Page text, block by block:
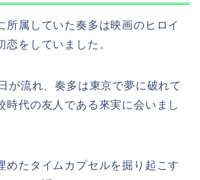
所属していた奏多は映画のヒロイ
恋をしていました。
が流れ、奏多は東京で夢に破れて
時代の友人である來実に会いまし
めたタイムカプセルを掘り起こす